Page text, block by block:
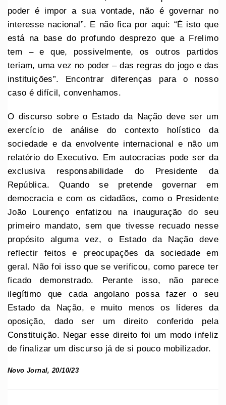
poder é impor a sua vontade, não é governar no
interesse nacional”. E não fica por aqui: “É isto que
está na base do profundo desprezo que a Frelimo
tem – e que, possivelmente, os outros partidos
teriam, uma vez no poder – das regras do jogo e das
instituições”. Encontrar diferenças para o nosso
caso é difícil, convenhamos.
O discurso sobre o Estado da Nação deve ser um
exercício de análise do contexto holístico da
sociedade e da envolvente internacional e não um
relatório do Executivo. Em autocracias pode ser da
exclusiva responsabilidade do Presidente da
República. Quando se pretende governar em
democracia e com os cidadãos, como o Presidente
João Lourenço enfatizou na inauguração do seu
primeiro mandato, sem que tivesse recuado nesse
propósito alguma vez, o Estado da Nação deve
reflectir feitos e preocupações da sociedade em
geral. Não foi isso que se verificou, como parece ter
ficado demonstrado. Perante isso, não parece
ilegítimo que cada angolano possa fazer o seu
Estado da Nação, e muito menos os líderes da
oposição, dado ser um direito conferido pela
Constituição. Negar esse direito foi um modo infeliz
de finalizar um discurso já de si pouco mobilizador.
Novo Jornal, 20/10/23